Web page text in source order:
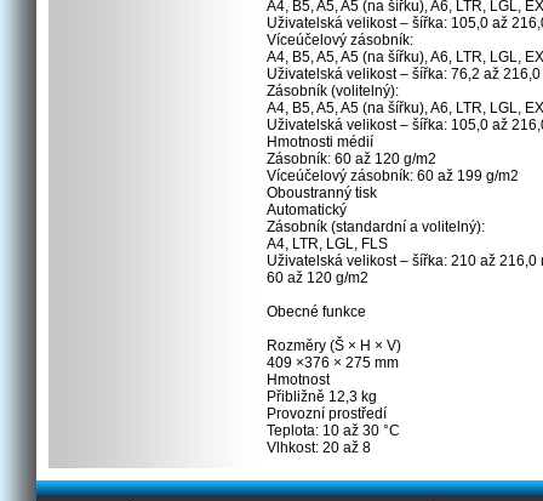
A4, B5, A5, A5 (na šířku), A6, LTR, LGL,
Uživatelská velikost – šířka: 105,0 až
Víceúčelový zásobník:
A4, B5, A5, A5 (na šířku), A6, LTR, LGL,
Uživatelská velikost – šířka: 76,2 až
Zásobník (volitelný):
A4, B5, A5, A5 (na šířku), A6, LTR, LGL,
Uživatelská velikost – šířka: 105,0 až
Hmotnosti médií
Zásobník: 60 až 120 g/m2
Víceúčelový zásobník: 60 až 199 g/m2
Oboustranný tisk
Automatický
Zásobník (standardní a volitelný):
A4, LTR, LGL, FLS
Uživatelská velikost – šířka: 210 až
60 až 120 g/m2
Obecné funkce
Rozměry (Š × H × V)
409 ×376 × 275 mm
Hmotnost
Přibližně 12,3 kg
Provozní prostředí
Teplota: 10 až 30 °C
Vlhkost: 20 až 8